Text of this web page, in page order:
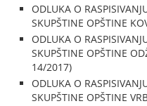
ODLUKA O
SKUPŠTINE OPŠTINE
ODLUKA O
SKUPŠTINE OPŠTINE
14/2017)
ODLUKA O
SKUPŠTINE OPŠTINE